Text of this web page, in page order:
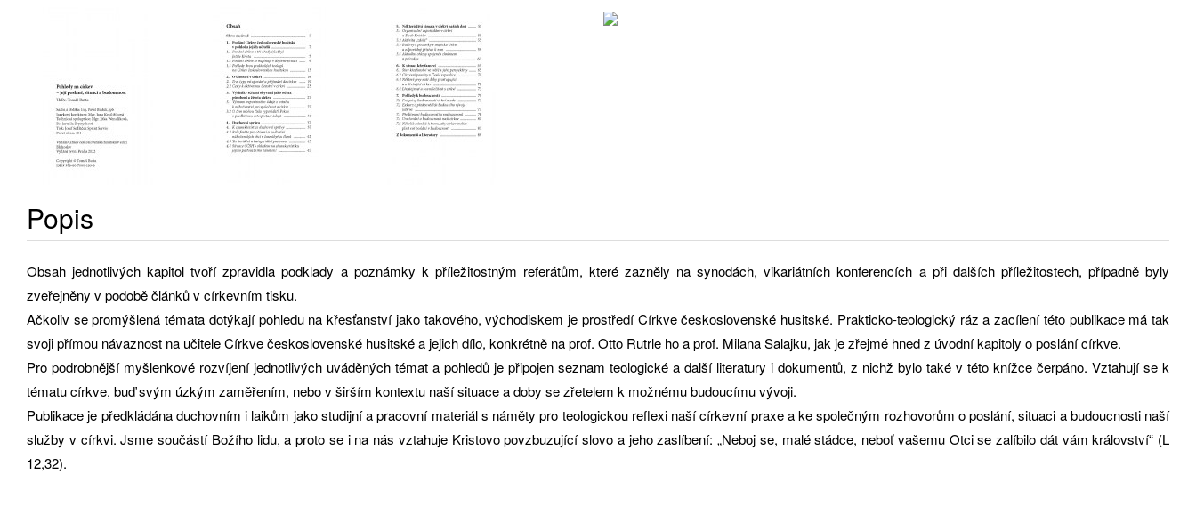
Popis
Obsah jednotlivých kapitol tvoří zpravidla podklady a poznámky k příležitostným referátům, které zazněly na synodách, vikariátních konferencích a při dalších příležitostech, případně byly
zveřejněny v podobě článků v církevním tisku.
Ačkoliv se promýšlená témata dotýkají pohledu na křesťanství jako takového, východiskem je prostředí Církve československé husitské. Prakticko-teologický ráz a zacílení této publikace má tak
svoji přímou návaznost na učitele Církve československé husitské a jejich dílo, konkrétně na prof. Otto Rutrle ho a prof. Milana Salajku, jak je zřejmé hned z úvodní kapitoly o poslání církve.
Pro podrobnější myšlenkové rozvíjení jednotlivých uváděných témat a pohledů je připojen seznam teologické a další literatury i dokumentů, z nichž bylo také v této knížce čerpáno. Vztahují se k
tématu církve, buď svým úzkým zaměřením, nebo v širším kontextu naší situace a doby se zřetelem k možnému budoucímu vývoji.
Publikace je předkládána duchovním i laikům jako studijní a pracovní materiál s náměty pro teologickou reﬂexi naší církevní praxe a ke společným rozhovorům o poslání, situaci a budoucnosti naší
služby v církvi. Jsme součástí Božího lidu, a proto se i na nás vztahuje Kristovo povzbuzující slovo a jeho zaslíbení: „Neboj se, malé stádce, neboť vašemu Otci se zalíbilo dát vám království“ (L
12,32).